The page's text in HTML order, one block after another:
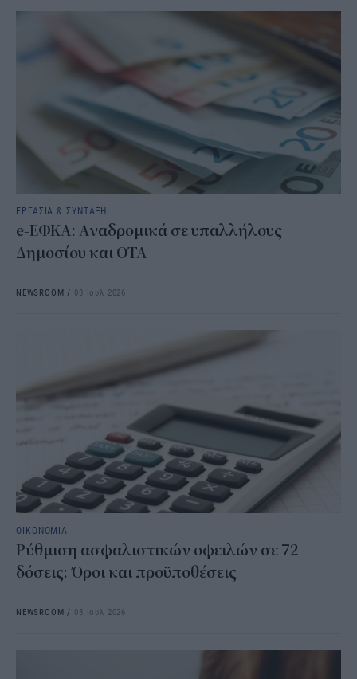
ΕΡΓΑΣΙΑ & ΣΥΝΤΑΞΗ
e-ΕΦΚΑ: Αναδρομικά σε υπαλλήλους
Δημοσίου και ΟΤΑ
NEWSROOM / 03 Ιουλ 2026
ΟΙΚΟΝΟΜΙΑ
Ρύθμιση ασφαλιστικών οφειλών σε 72
δόσεις: Όροι και προϋποθέσεις
NEWSROOM / 03 Ιουλ 2026